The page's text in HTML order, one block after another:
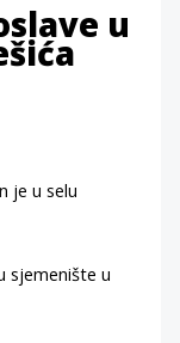
u
je u selu
sjemenište u